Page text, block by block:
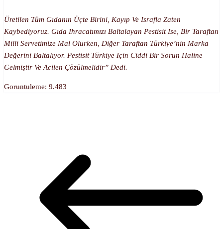
Üretilen Tüm Gıdanın Üçte Birini, Kayıp Ve Israfla Zaten
Kaybediyoruz. Gıda Ihracatımızı Baltalayan Pestisit Ise, Bir Taraftan
Milli Servetimize Mal Olurken, Diğer Taraftan Türkiye’nin Marka
Değerini Baltalıyor. Pestisit Türkiye Için Ciddi Bir Sorun Haline
Gelmiştir Ve Acilen Çözülmelidir” Dedi.
Goruntuleme: 9.483